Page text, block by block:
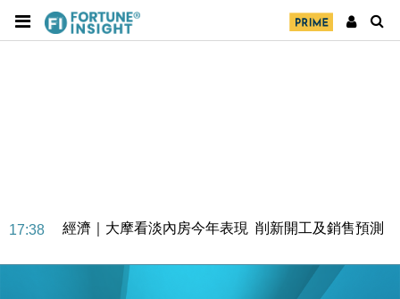
17:38 經濟｜大摩看淡內房今年表現 削新開工及銷售預測
科技｜iPhone 18 Pro成本或升4成 蘋果或犧牲毛利穩
定新機售價